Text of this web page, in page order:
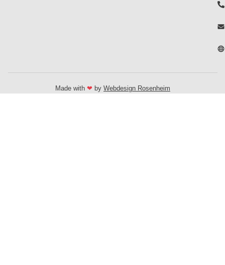
Made with ❤ by Webdesign Rosenheim